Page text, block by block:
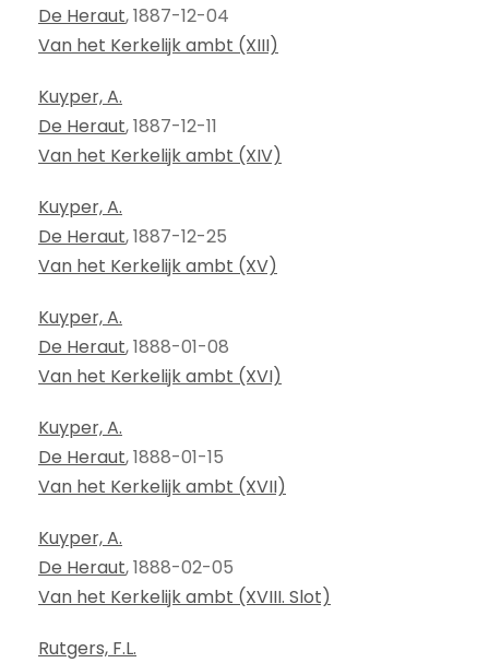
De Heraut, 1887-12-04
Van het Kerkelijk ambt (XIII)
Kuyper, A.
De Heraut, 1887-12-11
Van het Kerkelijk ambt (XIV)
Kuyper, A.
De Heraut, 1887-12-25
Van het Kerkelijk ambt (XV)
Kuyper, A.
De Heraut, 1888-01-08
Van het Kerkelijk ambt (XVI)
Kuyper, A.
De Heraut, 1888-01-15
Van het Kerkelijk ambt (XVII)
Kuyper, A.
De Heraut, 1888-02-05
Van het Kerkelijk ambt (XVIII. Slot)
Rutgers, F.L.